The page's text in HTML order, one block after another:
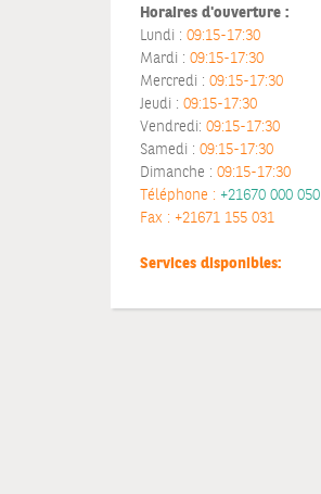
Horaires d'ouverture :
Lundi : 09:15-17:30
Mardi : 09:15-17:30
Mercredi : 09:15-17:30
Jeudi : 09:15-17:30
Vendredi: 09:15-17:30
Samedi : 09:15-17:30
Dimanche : 09:15-17:30
Téléphone : +21670 000 050
Fax : +21671 155 031
Services disponibles: